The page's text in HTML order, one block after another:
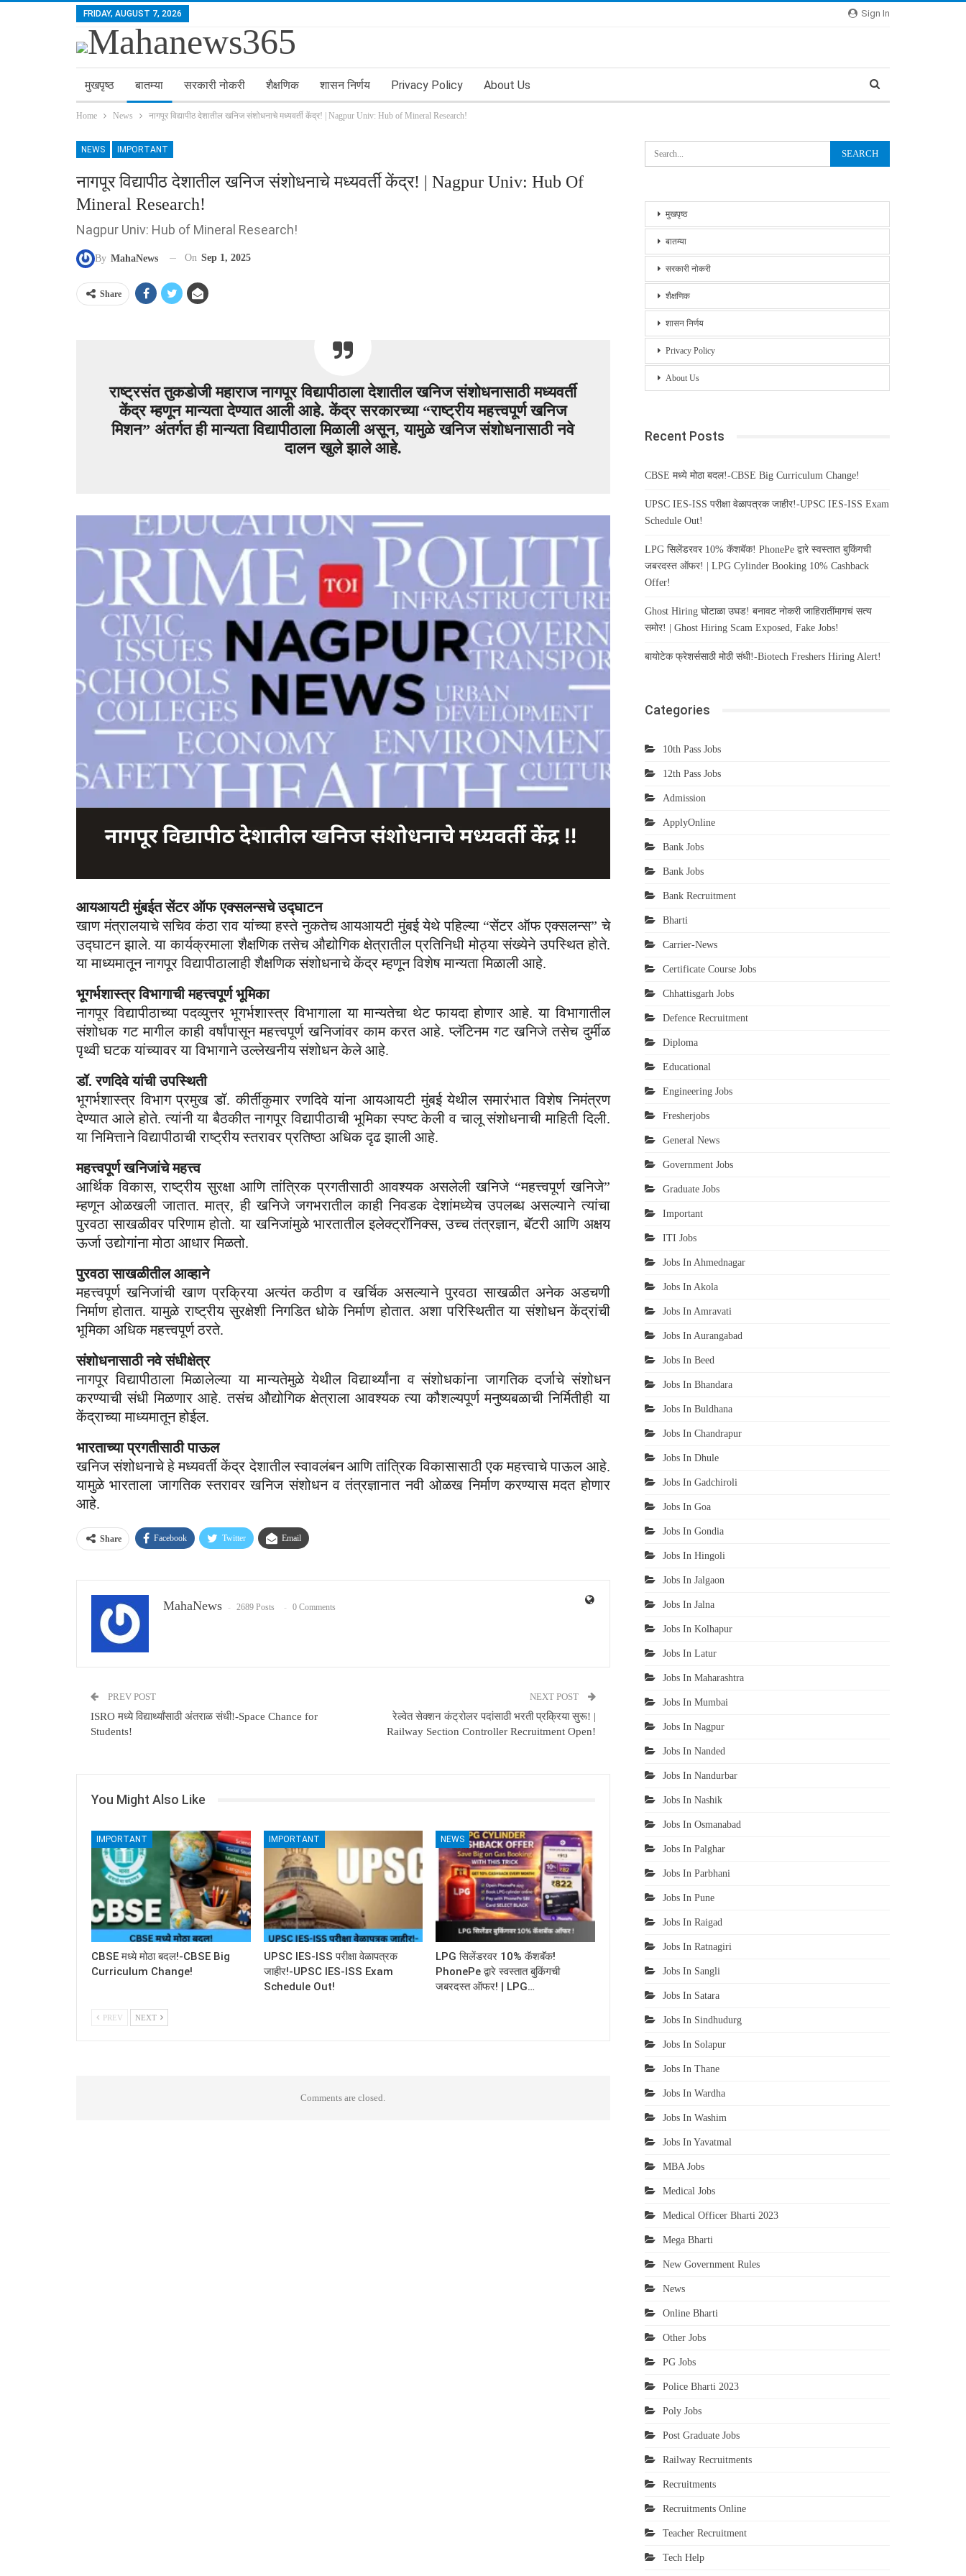
Sign In
FRIDAY, AUGUST 7, 2026
मुखपृष्ठ बातम्या सरकारी नोकरी शैक्षणिक शासन निर्णय Privacy Policy About Us
Home News नागपूर विद्यापीठ देशातील खनिज संशोधनाचे मध्यवर्ती केंद्र! | Nagpur Univ: Hub of Mineral Research!
NEWS IMPORTANT
नागपूर विद्यापीठ देशातील खनिज संशोधनाचे मध्यवर्ती केंद्र! | Nagpur Univ: Hub Of
Mineral Research!
Nagpur Univ: Hub of Mineral Research!
By MahaNews On Sep 1, 2025
Share
राष्ट्रसंत तुकडोजी महाराज नागपूर विद्यापीठाला देशातील खनिज संशोधनासाठी मध्यवर्ती
केंद्र म्हणून मान्यता देण्यात आली आहे. केंद्र सरकारच्या “राष्ट्रीय महत्त्वपूर्ण खनिज
मिशन” अंतर्गत ही मान्यता विद्यापीठाला मिळाली असून, यामुळे खनिज संशोधनासाठी नवे
दालन खुले झाले आहे.
आयआयटी मुंबईत सेंटर ऑफ एक्सलन्सचे उद्घाटन
खाण मंत्रालयाचे सचिव कंठा राव यांच्या हस्ते नुकतेच आयआयटी मुंबई येथे पहिल्या “सेंटर ऑफ एक्सलन्स” चे
उद्घाटन झाले. या कार्यक्रमाला शैक्षणिक तसेच औद्योगिक क्षेत्रातील प्रतिनिधी मोठ्या संख्येने उपस्थित होते.
या माध्यमातून नागपूर विद्यापीठालाही शैक्षणिक संशोधनाचे केंद्र म्हणून विशेष मान्यता मिळाली आहे.
भूगर्भशास्त्र विभागाची महत्त्वपूर्ण भूमिका
नागपूर विद्यापीठाच्या पदव्युत्तर भूगर्भशास्त्र विभागाला या मान्यतेचा थेट फायदा होणार आहे. या विभागातील
संशोधक गट मागील काही वर्षांपासून महत्त्वपूर्ण खनिजांवर काम करत आहे. प्लॅटिनम गट खनिजे तसेच दुर्मीळ
पृथ्वी घटक यांच्यावर या विभागाने उल्लेखनीय संशोधन केले आहे.
डॉ. रणदिवे यांची उपस्थिती
भूगर्भशास्त्र विभाग प्रमुख डॉ. कीर्तीकुमार रणदिवे यांना आयआयटी मुंबई येथील समारंभात विशेष निमंत्रण
देण्यात आले होते. त्यांनी या बैठकीत नागपूर विद्यापीठाची भूमिका स्पष्ट केली व चालू संशोधनाची माहिती दिली.
या निमित्ताने विद्यापीठाची राष्ट्रीय स्तरावर प्रतिष्ठा अधिक दृढ झाली आहे.
महत्त्वपूर्ण खनिजांचे महत्त्व
आर्थिक विकास, राष्ट्रीय सुरक्षा आणि तांत्रिक प्रगतीसाठी आवश्यक असलेली खनिजे “महत्त्वपूर्ण खनिजे”
म्हणून ओळखली जातात. मात्र, ही खनिजे जगभरातील काही निवडक देशांमध्येच उपलब्ध असल्याने त्यांचा
पुरवठा साखळीवर परिणाम होतो. या खनिजांमुळे भारतातील इलेक्ट्रॉनिक्स, उच्च तंत्रज्ञान, बॅटरी आणि अक्षय
ऊर्जा उद्योगांना मोठा आधार मिळतो.
पुरवठा साखळीतील आव्हाने
महत्त्वपूर्ण खनिजांची खाण प्रक्रिया अत्यंत कठीण व खर्चिक असल्याने पुरवठा साखळीत अनेक अडचणी
निर्माण होतात. यामुळे राष्ट्रीय सुरक्षेशी निगडित धोके निर्माण होतात. अशा परिस्थितीत या संशोधन केंद्रांची
भूमिका अधिक महत्त्वपूर्ण ठरते.
संशोधनासाठी नवे संधीक्षेत्र
नागपूर विद्यापीठाला मिळालेल्या या मान्यतेमुळे येथील विद्यार्थ्यांना व संशोधकांना जागतिक दर्जाचे संशोधन
करण्याची संधी मिळणार आहे. तसंच औद्योगिक क्षेत्राला आवश्यक त्या कौशल्यपूर्ण मनुष्यबळाची निर्मितीही या
केंद्राच्या माध्यमातून होईल.
भारताच्या प्रगतीसाठी पाऊल
खनिज संशोधनाचे हे मध्यवर्ती केंद्र देशातील स्वावलंबन आणि तांत्रिक विकासासाठी एक महत्त्वाचे पाऊल आहे.
यामुळे भारताला जागतिक स्तरावर खनिज संशोधन व तंत्रज्ञानात नवी ओळख निर्माण करण्यास मदत होणार
आहे.
Share Facebook Twitter Email
MahaNews 2689 Posts 0 Comments
PREV POST
ISRO मध्ये विद्यार्थ्यांसाठी अंतराळ संधी!-Space Chance for
Students!
NEXT POST
रेल्वेत सेक्शन कंट्रोलर पदांसाठी भरती प्रक्रिया सुरू! |
Railway Section Controller Recruitment Open!
You Might Also Like
IMPORTANT
CBSE मध्ये मोठा बदल!-CBSE Big
Curriculum Change!
IMPORTANT
UPSC IES-ISS परीक्षा वेळापत्रक
जाहीर!-UPSC IES-ISS Exam
Schedule Out!
NEWS
LPG सिलेंडरवर 10% कॅशबॅक!
PhonePe द्वारे स्वस्तात बुकिंगची
जबरदस्त ऑफर! | LPG…
PREV NEXT
Comments are closed.
मुखपृष्ठ
बातम्या
सरकारी नोकरी
शैक्षणिक
शासन निर्णय
Privacy Policy
About Us
Recent Posts
CBSE मध्ये मोठा बदल!-CBSE Big Curriculum Change!
UPSC IES-ISS परीक्षा वेळापत्रक जाहीर!-UPSC IES-ISS Exam
Schedule Out!
LPG सिलेंडरवर 10% कॅशबॅक! PhonePe द्वारे स्वस्तात बुकिंगची
जबरदस्त ऑफर! | LPG Cylinder Booking 10% Cashback
Offer!
Ghost Hiring घोटाळा उघड! बनावट नोकरी जाहिरातींमागचं सत्य
समोर! | Ghost Hiring Scam Exposed, Fake Jobs!
बायोटेक फ्रेशर्ससाठी मोठी संधी!-Biotech Freshers Hiring Alert!
Categories
10th Pass Jobs
12th Pass Jobs
Admission
ApplyOnline
Bank Jobs
Bank Jobs
Bank Recruitment
Bharti
Carrier-News
Certificate Course Jobs
Chhattisgarh Jobs
Defence Recruitment
Diploma
Educational
Engineering Jobs
Fresherjobs
General News
Government Jobs
Graduate Jobs
Important
ITI Jobs
Jobs In Ahmednagar
Jobs In Akola
Jobs In Amravati
Jobs In Aurangabad
Jobs In Beed
Jobs In Bhandara
Jobs In Buldhana
Jobs In Chandrapur
Jobs In Dhule
Jobs In Gadchiroli
Jobs In Goa
Jobs In Gondia
Jobs In Hingoli
Jobs In Jalgaon
Jobs In Jalna
Jobs In Kolhapur
Jobs In Latur
Jobs In Maharashtra
Jobs In Mumbai
Jobs In Nagpur
Jobs In Nanded
Jobs In Nandurbar
Jobs In Nashik
Jobs In Osmanabad
Jobs In Palghar
Jobs In Parbhani
Jobs In Pune
Jobs In Raigad
Jobs In Ratnagiri
Jobs In Sangli
Jobs In Satara
Jobs In Sindhudurg
Jobs In Solapur
Jobs In Thane
Jobs In Wardha
Jobs In Washim
Jobs In Yavatmal
MBA Jobs
Medical Jobs
Medical Officer Bharti 2023
Mega Bharti
New Government Rules
News
Online Bharti
Other Jobs
PG Jobs
Police Bharti 2023
Poly Jobs
Post Graduate Jobs
Railway Recruitments
Recruitments
Recruitments Online
Teacher Recruitment
Tech Help